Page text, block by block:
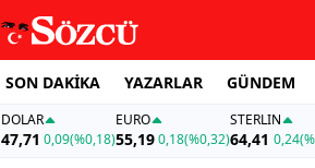
SON DAKİKA YAZARLAR GÜNDEM
DOLAR
47,71 0,09(%0,18)
EURO
55,19 0,18(%0,32)
STERLIN
64,41 0,24